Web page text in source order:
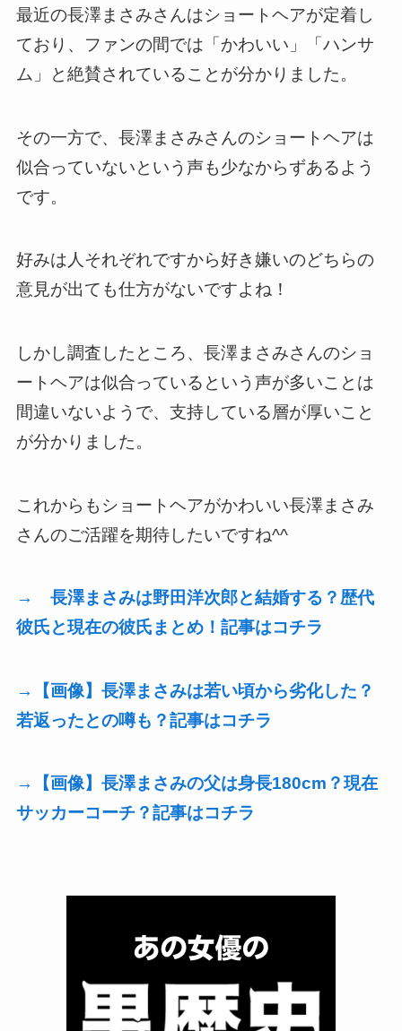
最近の長澤まさみさんはショートヘアが定着し
ており、ファンの間では「かわいい」「ハンサ
ム」と絶賛されていることが分かりました。
その一方で、長澤まさみさんのショートヘアは
似合っていないという声も少なからずあるよう
です。
好みは人それぞれですから好き嫌いのどちらの
意見が出ても仕方がないですよね！
しかし調査したところ、長澤まさみさんのショ
ートヘアは似合っているという声が多いことは
間違いないようで、支持している層が厚いこと
が分かりました。
これからもショートヘアがかわいい長澤まさみ
さんのご活躍を期待したいですね^^
→ 長澤まさみは野田洋次郎と結婚する？歴代
彼氏と現在の彼氏まとめ！記事はコチラ
→【画像】長澤まさみは若い頃から劣化した？
若返ったとの噂も？記事はコチラ
→【画像】長澤まさみの父は身長180cm？現在
サッカーコーチ？記事はコチラ